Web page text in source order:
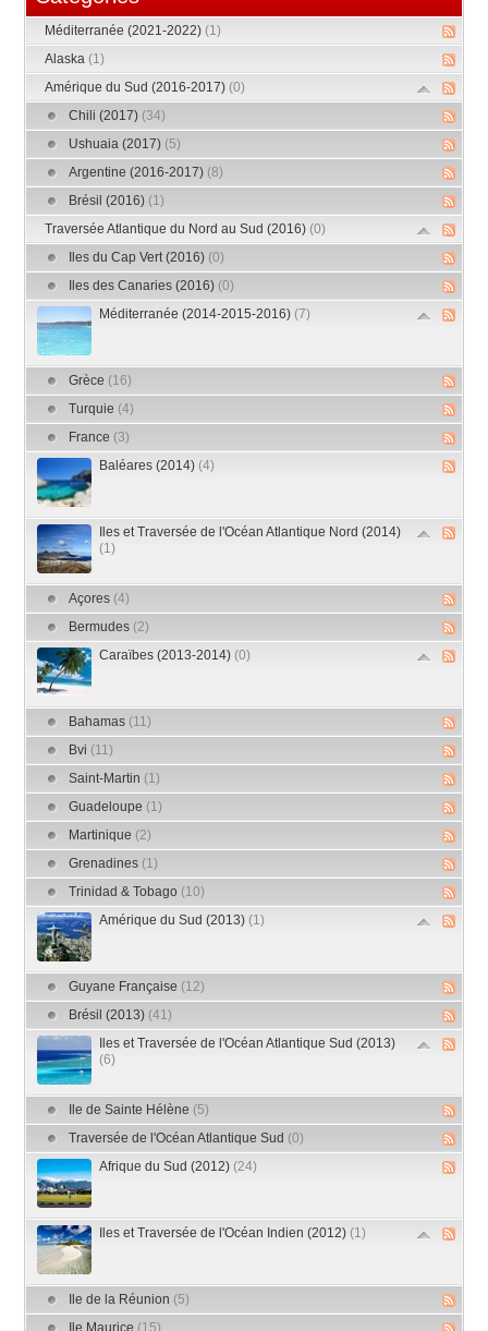
Méditerranée (2021-2022) (1)
Alaska (1)
Amérique du Sud (2016-2017) (0)
Chili (2017) (34)
Ushuaia (2017) (5)
Argentine (2016-2017) (8)
Brésil (2016) (1)
Traversée Atlantique du Nord au Sud (2016) (0)
Iles du Cap Vert (2016) (0)
Iles des Canaries (2016) (0)
Méditerranée (2014-2015-2016) (7)
Grèce (16)
Turquie (4)
France (3)
Baléares (2014) (4)
Iles et Traversée de l'Océan Atlantique Nord (2014)
(1)
Açores (4)
Bermudes (2)
Caraïbes (2013-2014) (0)
Bahamas (11)
Bvi (11)
Saint-Martin (1)
Guadeloupe (1)
Martinique (2)
Grenadines (1)
Trinidad & Tobago (10)
Amérique du Sud (2013) (1)
Guyane Française (12)
Brésil (2013) (41)
Iles et Traversée de l'Océan Atlantique Sud (2013)
(6)
Ile de Sainte Hélène (5)
Traversée de l'Océan Atlantique Sud (0)
Afrique du Sud (2012) (24)
Iles et Traversée de l'Océan Indien (2012) (1)
Ile de la Réunion (5)